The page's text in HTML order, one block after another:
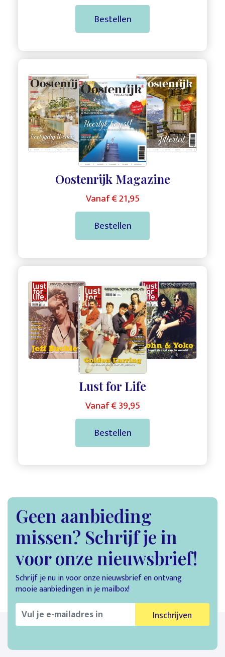
Bestellen
,,
Oostenrijk Magazine
Vanaf € 21,95
Bestellen
,,
Lust for Life
Vanaf € 39,95
Bestellen
Geen aanbieding
missen? Schrijf je in
voor onze nieuwsbrief!
Schrijf je nu in voor onze nieuwsbrief en ontvang
mooie aanbiedingen in je mailbox!
Inschrijven